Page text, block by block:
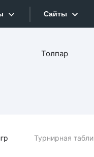
«Запад»
Торпедо
Сайты
Сайты
Текстовые
Толпар
Турнирная